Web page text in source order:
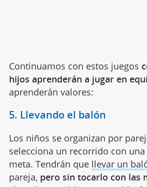
Continuamos con estos juegos
hijos aprenderán a jugar en
aprenderán valores:
5. Llevando el balón
Los niños se organizan por
selecciona un recorrido con
meta. Tendrán que llevar un
pareja, pero sin tocarlo con las